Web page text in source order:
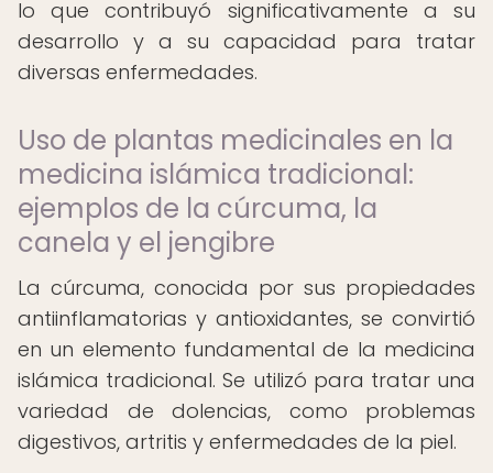
lo que contribuyó significativamente a su
desarrollo y a su capacidad para tratar
diversas enfermedades.
Uso de plantas medicinales en la
medicina islámica tradicional:
ejemplos de la cúrcuma, la
canela y el jengibre
La cúrcuma, conocida por sus propiedades
antiinflamatorias y antioxidantes, se convirtió
en un elemento fundamental de la medicina
islámica tradicional. Se utilizó para tratar una
variedad de dolencias, como problemas
digestivos, artritis y enfermedades de la piel.